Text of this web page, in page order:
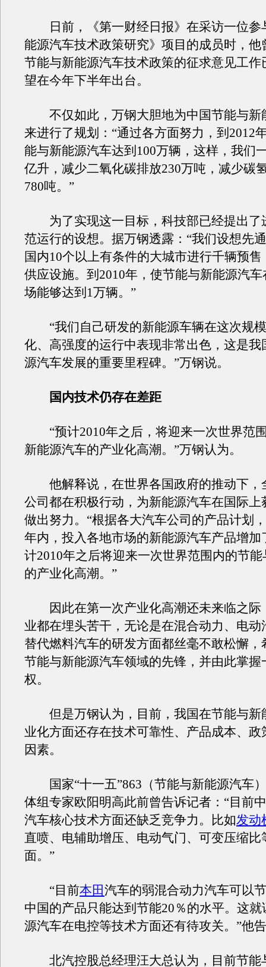
日前，《第一财经日报》在采访一位参
能源汽车技术政策研究》项目的成员时，他
节能与新能源汽车技术政策的征求意见工作
望在今年下半年出台。
不仅如此，万钢大胆地为中国节能与新
来进行了规划：“通过各方面努力，到2012
能与新能源汽车达到100万辆，这样，我们
亿升，减少二氧化碳排放230万吨，减少碳
780吨。”
为了实现这一目标，科技部已经提出了
范运行的设想。据万钢透露：“我们设想先
国内10个以上有条件的大城市进行千辆预
供应设施。到2010年，使节能与新能源汽
场能够达到1万辆。”
“我们自己研发的新能源车辆在这次规
化、高强度的运行中表现非常出色，这是我
源汽车发展的重要里程碑。”万钢说。
国内技术仍存在差距
“预计2010年之后，将迎来一次世界范
新能源汽车的产业化高潮。”万钢认为。
他解释说，在世界各国政府的推动下，
公司都在积极行动，为新能源汽车在国际上
做出努力。“根据各大汽车公司的产品计划
年内，投入各地市场的新能源汽车产品增加
计2010年之后将迎来一次世界范围内的节
的产业化高潮。”
因此在第一次产业化高潮还未来临之际
业都在埋头苦干，无论是在混合动力、电动
替代燃料汽车的研发方面都丝毫不敢松懈，
节能与新能源汽车领域的先锋，并由此掌握
权。
但是万钢认为，目前，我国在节能与新
业化方面还存在技术可靠性、产品成本、政
因素。
国家“十一五”863（节能与新能源汽车
体组专家欧阳明高此前曾告诉记者：“目前
汽车核心技术方面还缺乏竞争力。比如发动
直喷、电辅助增压、电动气门、可变压缩比
面。”
“目前本田汽车的弱混合动力汽车可以
中国的产品只能达到节能20％的水平。这
源汽车在电控等技术方面还有待攻关。”他
北汽控股总经理汪大总认为，目前节能